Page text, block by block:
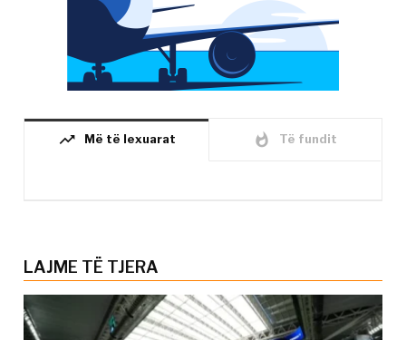
trending_up Më të lexuarat whatshot Të fundit
LAJME TË TJERA